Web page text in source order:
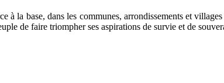
à la base, dans les communes, arrondissements et
de faire triompher ses aspirations de survie et de